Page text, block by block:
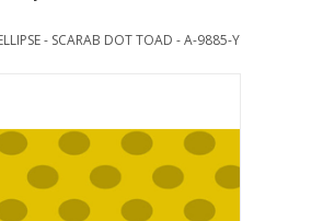
- SCARAB DOT TOAD - A-9885-Y